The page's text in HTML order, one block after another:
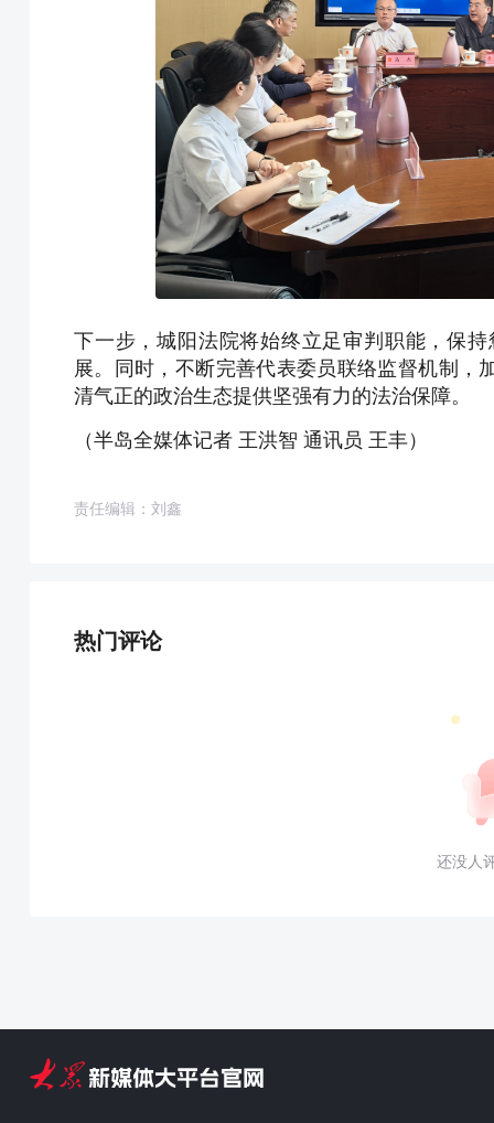
下一步，城阳法院将始终立足审判职能，保
展。同时，不断完善代表委员联络监督机制，
清气正的政治生态提供坚强有力的法治保障。
（半岛全媒体记者 王洪智 通讯员 王丰）
责任编辑：刘鑫
热门评论
还没人